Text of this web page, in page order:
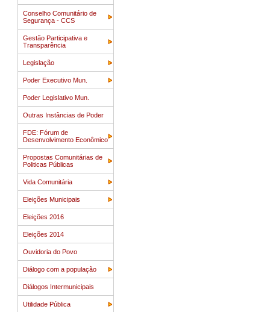
Conselho Comunitário de
Segurança - CCS
Gestão Participativa e
Transparência
Legislação
Poder Executivo Mun.
Poder Legislativo Mun.
Outras Instâncias de Poder
FDE: Fórum de
Desenvolvimento Econômico
Propostas Comunitárias de
Politicas Públicas
Vida Comunitária
Eleições Municipais
Eleições 2016
Eleições 2014
Ouvidoria do Povo
Diálogo com a população
Diálogos Intermunicipais
Utilidade Pública